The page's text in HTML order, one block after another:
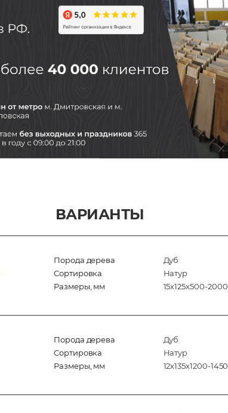
ВАРИАНТЫ
Порода дерева
Дуб
Сортировка
Натур
Размеры, мм
15х125х500-2000
Порода дерева
Дуб
Сортировка
Натур
Размеры, мм
12х135х1200-1450